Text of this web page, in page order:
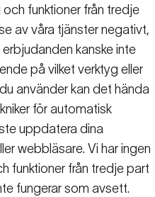
funktioner från tredje
av våra tjänster negativt,
kanske inte
på vilket verktyg eller
använder kan det hända
för automatisk
uppdatera dina
webbläsare. Vi har ingen
funktioner från tredje part
fungerar som avsett.